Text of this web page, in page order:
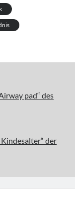
pad“ des
der